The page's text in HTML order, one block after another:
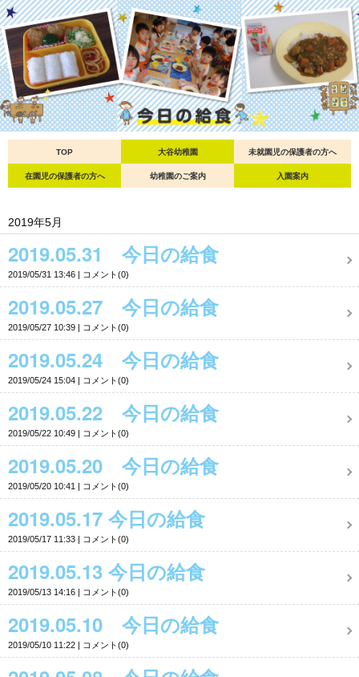
TOP 大谷幼稚園 未就園児の保護者の方へ
在園児の保護者の方へ 幼稚園のご案内 入園案内
2019年5月
2019.05.31 今日の給食
2019/05/31 13:46 コメント(0)
2019.05.27 今日の給食
2019/05/27 10:39 コメント(0)
2019.05.24 今日の給食
2019/05/24 15:04 コメント(0)
2019.05.22 今日の給食
2019/05/22 10:49 コメント(0)
2019.05.20 今日の給食
2019/05/20 10:41 コメント(0)
2019.05.17 今日の給食
2019/05/17 11:33 コメント(0)
2019.05.13 今日の給食
2019/05/13 14:16 コメント(0)
2019.05.10 今日の給食
2019/05/10 11:22 コメント(0)